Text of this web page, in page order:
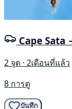
Cape Sata
2 จุด · 2เดือนที่แล้ว
8 การดู
บันทึก